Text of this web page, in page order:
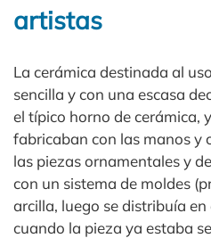
artistas
La cerámica destinada al
sencilla y con una escasa
el típico horno de cerámica,
fabricaban con las manos y
las piezas ornamentales y
con un sistema de moldes
arcilla, luego se distribuía
cuando la pieza ya estaba